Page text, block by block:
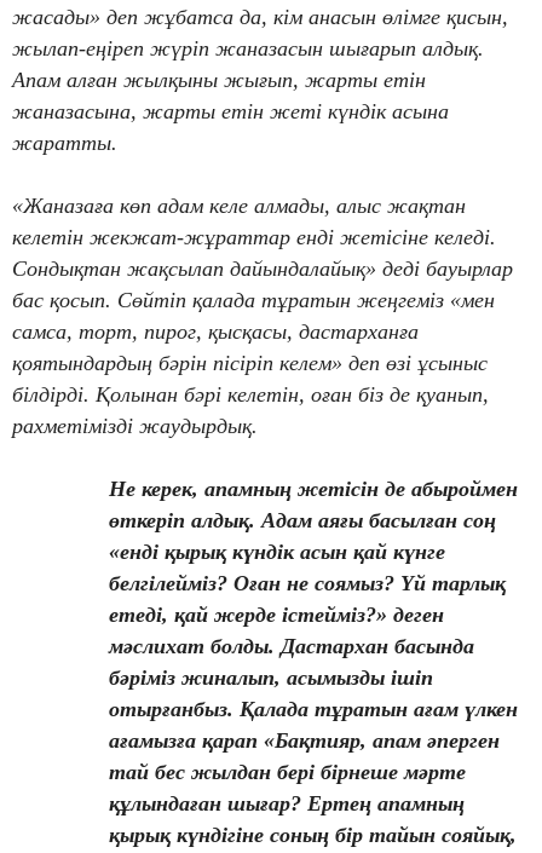
жасады» деп жұбатса да, кім анасын өлімге қисын,
жылап-еңіреп жүріп жаназасын шығарып алдық.
Апам алған жылқыны жығып, жарты етін
жаназасына, жарты етін жеті күндік асына
жаратты.
«Жаназаға көп адам келе алмады, алыс жақтан
келетін жекжат-жұраттар енді жетісіне келеді.
Сондықтан жақсылап дайындалайық» деді бауырлар
бас қосып. Сөйтіп қалада тұратын жеңгеміз «мен
самса, торт, пирог, қысқасы, дастарханға
қоятындардың бәрін пісіріп келем» деп өзі ұсыныс
білдірді. Қолынан бәрі келетін, оған біз де қуанып,
рахметімізді жаудырдық.
Не керек, апамның жетісін де абыроймен
өткеріп алдық. Адам аяғы басылған соң
«енді қырық күндік асын қай күнге
белгілейміз? Оған не соямыз? Үй тарлық
етеді, қай жерде істейміз?» деген
мәслихат болды. Дастархан басында
бәріміз жиналып, асымызды ішіп
отырғанбыз. Қалада тұратын ағам үлкен
ағамызға қарап «Бақтияр, апам әперген
тай бес жылдан бері бірнеше мәрте
құлындаған шығар? Ертең апамның
қырық күндігіне соның бір тайын сояйық,